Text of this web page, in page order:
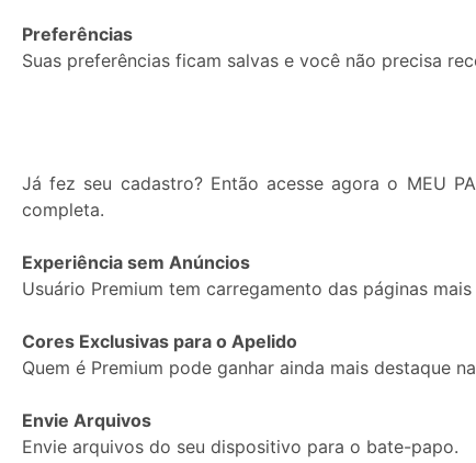
Status:
Preferências
Suas preferências ficam salvas e você não precisa
Já fez seu cadastro? Então acesse agora o MEU
completa.
Experiência sem Anúncios
Usuário Premium tem carregamento das páginas
Cores Exclusivas para o Apelido
Quem é Premium pode ganhar ainda mais destaque
Envie Arquivos
Envie arquivos do seu dispositivo para o bate-papo.